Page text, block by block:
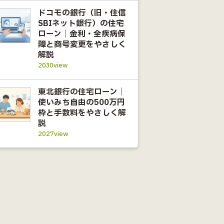
ドコモの銀行（旧・住信
SBIネット銀行）の住宅
ローン｜金利・全疾病保
障と商号変更をやさしく
解説
2030view
東北銀行の住宅ローン｜
使いみち自由の500万円
枠と手数料をやさしく解
説
2027view